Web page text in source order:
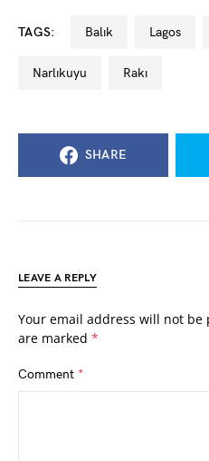
TAGS: balık lagos
narlıkuyu rakı
SHARE
LEAVE A REPLY
Your email address will not be
are marked *
Comment *